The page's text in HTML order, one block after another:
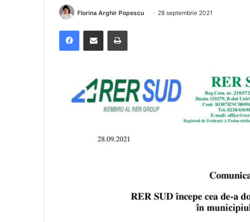
Florina Arghir Popescu 28 septembrie 2021
FacebookDistribuie prin e-mail Imprimare